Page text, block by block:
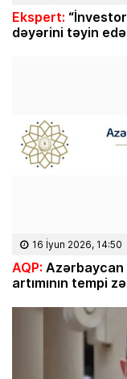
Ekspert:
dəyərini təyin
16 İyun 2026, 14:50
AQP: Azərbaycan
artımının tempi